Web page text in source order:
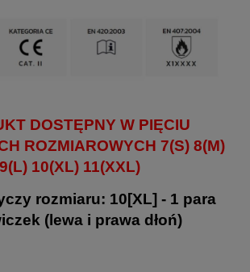
DOSTĘPNY W PIĘCIU
ROZMIAROWYCH 7(S) 8(M)
9(L) 10(XL) 11(XXL)
rozmiaru: 10[XL] - 1 para
(lewa i prawa dłoń)